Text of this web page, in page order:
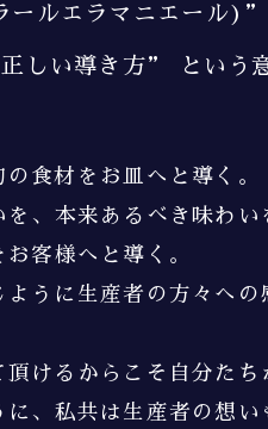
ールエラマニエール)”
しい導き方” という
の食材をお皿へと導く。
、 本来あるべき味わい
お客様へと導く。
うに生産者の方々への
頂けるからこそ 自分たち
、 私共は生産者の想い